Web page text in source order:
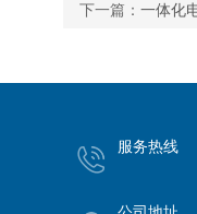
下一篇： 一体化
服务热线